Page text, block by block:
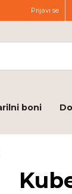
Prijavi se
boni